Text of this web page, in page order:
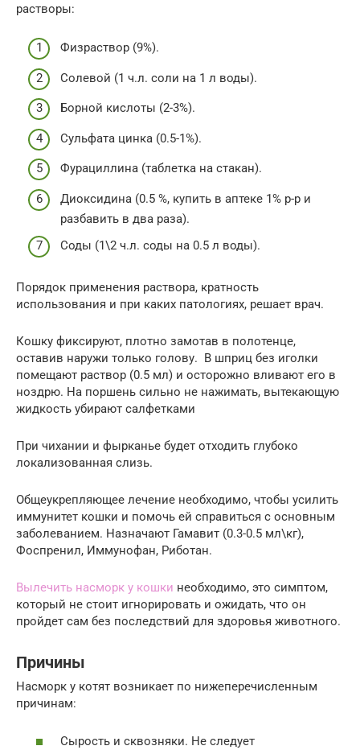
растворы:
Физраствор (9%).
Солевой (1 ч.л. соли на 1 л воды).
Борной кислоты (2-3%).
Сульфата цинка (0.5-1%).
Фурациллина (таблетка на стакан).
Диоксидина (0.5 %, купить в аптеке 1% р-р и
разбавить в два раза).
Соды (1\2 ч.л. соды на 0.5 л воды).
Порядок применения раствора, кратность
использования и при каких патологиях, решает врач.
Кошку фиксируют, плотно замотав в полотенце,
оставив наружи только голову. В шприц без иголки
помещают раствор (0.5 мл) и осторожно вливают его в
ноздрю. На поршень сильно не нажимать, вытекающую
жидкость убирают салфетками
При чихании и фырканье будет отходить глубоко
локализованная слизь.
Общеукрепляющее лечение необходимо, чтобы усилить
иммунитет кошки и помочь ей справиться с основным
заболеванием. Назначают Гамавит (0.3-0.5 мл\кг),
Фоспренил, Иммунофан, Риботан.
Вылечить насморк у кошки необходимо, это симптом,
который не стоит игнорировать и ожидать, что он
пройдет сам без последствий для здоровья животного.
Причины
Насморк у котят возникает по нижеперечисленным
причинам:
Сырость и сквозняки. Не следует